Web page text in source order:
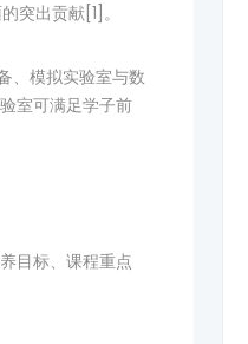
突出贡献[1]。
、模拟实验室与数
室可满足学子前
目标、课程重点